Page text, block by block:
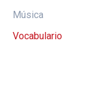
Música
Vocabulario